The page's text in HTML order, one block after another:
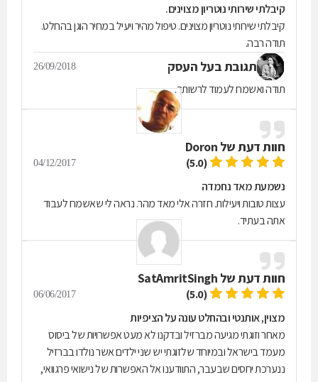
קיבלתי שירותי נוטריון מצוינים.
קיבלתי שירותי נוטריון מצוינים. טיפול מהיר ויעיל במחיר הוגן בהחלט.
תודה רבה.
תגובת בעל העסק 26/09/2018
תודה ואשמח לעמוד לרשותך.
חוות דעת של Doron
(5.0)
04/12/2017
נשמעת מאד נחמדה
עצות טובות ויעילות. חזרה אלי מאד מהר. נראה לי שאשמח לעבוד
אתה בעתיד.
חוות דעת של SatAmritSingh
(5.0)
06/06/2017
מצוין, אותנטי ובהחלט עונה על הציפיות
מאחר וזוגתי מגיעה מברזיל ובדקנו לא מעט אפשרויות של ביסוס
מעמד בישראל ובמיוחד שלזוגתי יש שני ילדים אשר נולדו בברזיל
ננערכת יחסים שבעבר, התוודענו אל האפשרות של נישואי פרגוואי,